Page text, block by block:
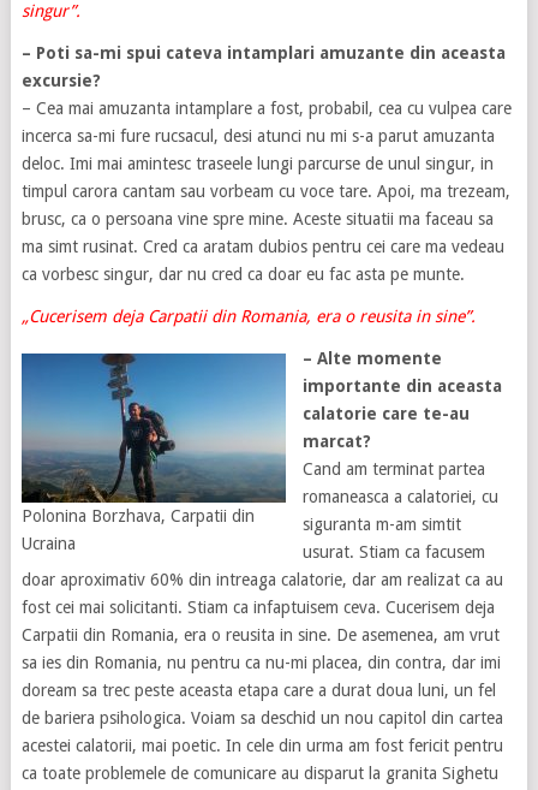
singur”.
– Poti sa-mi spui cateva intamplari amuzante din aceasta
excursie?
– Cea mai amuzanta intamplare a fost, probabil, cea cu vulpea care
incerca sa-mi fure rucsacul, desi atunci nu mi s-a parut amuzanta
deloc. Imi mai amintesc traseele lungi parcurse de unul singur, in
timpul carora cantam sau vorbeam cu voce tare. Apoi, ma trezeam,
brusc, ca o persoana vine spre mine. Aceste situatii ma faceau sa
ma simt rusinat. Cred ca aratam dubios pentru cei care ma vedeau
ca vorbesc singur, dar nu cred ca doar eu fac asta pe munte.
„Cucerisem deja Carpatii din Romania, era o reusita in sine”.
Polonina Borzhava, Carpatii din
Ucraina
– Alte momente
importante din aceasta
calatorie care te-au
marcat?
Cand am terminat partea
romaneasca a calatoriei, cu
siguranta m-am simtit
usurat. Stiam ca facusem
doar aproximativ 60% din intreaga calatorie, dar am realizat ca au
fost cei mai solicitanti. Stiam ca infaptuisem ceva. Cucerisem deja
Carpatii din Romania, era o reusita in sine. De asemenea, am vrut
sa ies din Romania, nu pentru ca nu-mi placea, din contra, dar imi
doream sa trec peste aceasta etapa care a durat doua luni, un fel
de bariera psihologica. Voiam sa deschid un nou capitol din cartea
acestei calatorii, mai poetic. In cele din urma am fost fericit pentru
ca toate problemele de comunicare au disparut la granita Sighetu